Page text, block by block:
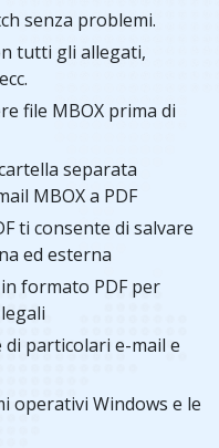
senza problemi.
tutti gli allegati,
file MBOX prima di
separata
MBOX a PDF
ti consente di salvare
ed esterna
formato PDF per
particolari e-mail e
operativi Windows e le